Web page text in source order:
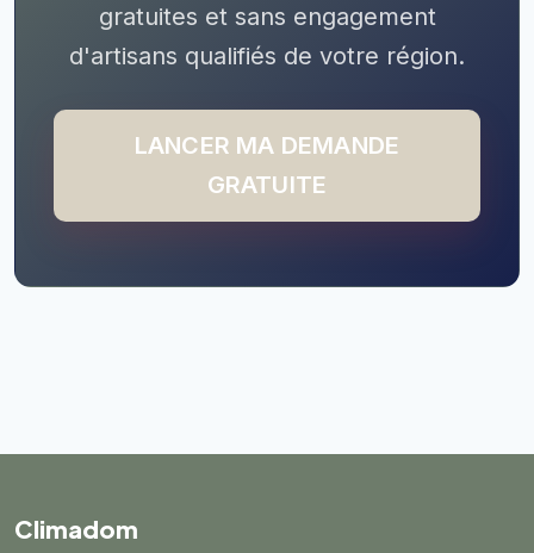
gratuites et sans engagement
d'artisans qualifiés de votre région.
LANCER MA DEMANDE
GRATUITE
Climadom